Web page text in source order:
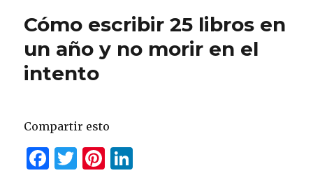
Cómo escribir 25 libros en
un año y no morir en el
intento
Compartir esto
F
T
Pi